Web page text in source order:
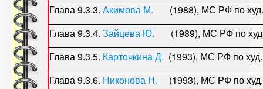
Глава 9.3.3. Акимова М. (1988), МС РФ по
Глава 9.3.4. Зайцева Ю. (1989), МС РФ по
Глава 9.3.5. Карточкина Д. (1993), МС РФ по
Глава 9.3.6. Никонова Н. (1993), МС РФ по